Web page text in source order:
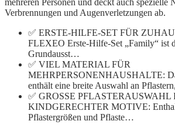
Verbrennungen und Augenverletzungen ab.
✅ ERSTE-HILFE-SET FÜR
FLEXEO Erste-Hilfe-Set „Family“ ist
Grundausst…
✅ VIEL MATERIAL FÜR
MEHRPERSONENHAUSHALTE:
enthält eine breite Auswahl an
✅ GROSSE PFLASTERAUSWAHL
KINDGERECHTER MOTIVE:
Pflastergrößen und Pflaste…